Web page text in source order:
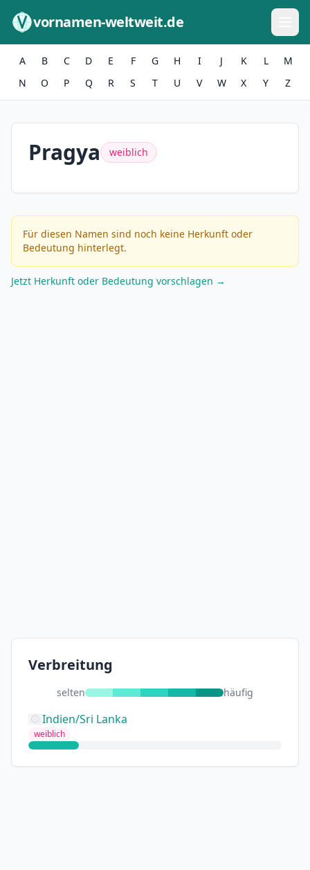
vornamen-weltweit.de
A B C D E F G H I J K L
M
N
O P Q R S T U V W X Y Z
Pragya weiblich
Für diesen Namen sind noch keine Herkunft oder
Bedeutung hinterlegt.
Jetzt Herkunft oder Bedeutung vorschlagen →
Verbreitung
selten häufig
Indien/Sri Lanka
weiblich